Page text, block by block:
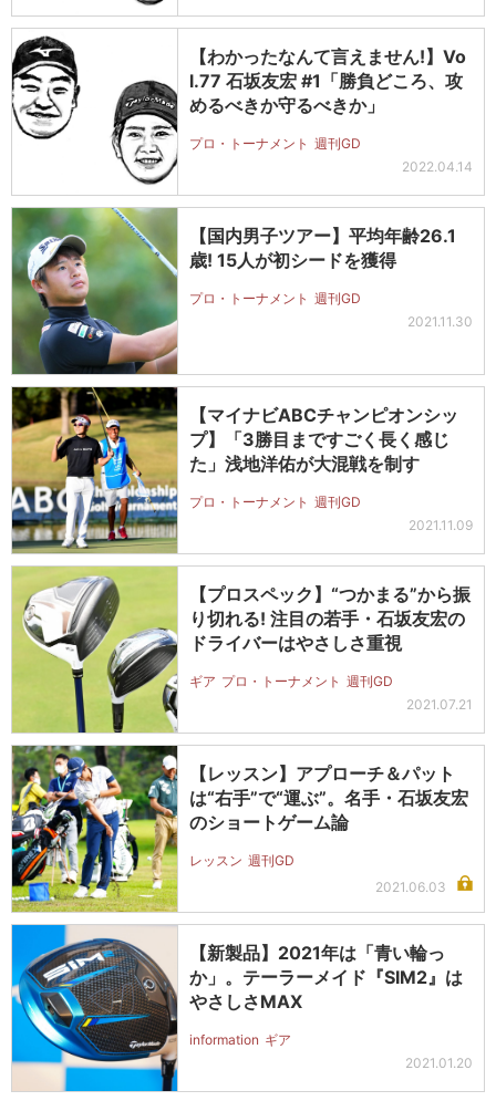
【わかったなんて言えません!】Vo
l.77 石坂友宏 #1「勝負どころ、攻
めるべきか守るべきか」
プロ・トーナメント 週刊GD
2022.04.14
【国内男子ツアー】平均年齢26.1
歳! 15人が初シードを獲得
プロ・トーナメント 週刊GD
2021.11.30
【マイナビABCチャンピオンシッ
プ】「3勝目まですごく長く感じ
た」浅地洋佑が大混戦を制す
プロ・トーナメント 週刊GD
2021.11.09
【プロスペック】“つかまる”から振
り切れる! 注目の若手・石坂友宏の
ドライバーはやさしさ重視
ギア プロ・トーナメント 週刊GD
2021.07.21
【レッスン】アプローチ＆パット
は“右手”で“運ぶ”。名手・石坂友宏
のショートゲーム論
レッスン 週刊GD
2021.06.03
【新製品】2021年は「青い輪っ
か」。テーラーメイド『SIM2』は
やさしさMAX
information ギア
2021.01.20